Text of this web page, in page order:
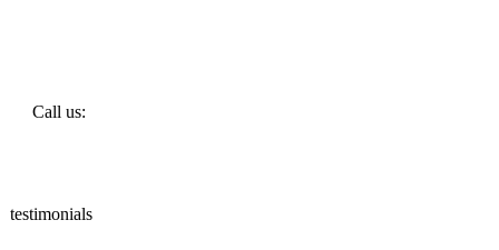
Call us:
testimonials